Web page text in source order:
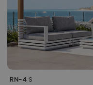
RN-4 S